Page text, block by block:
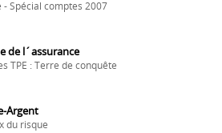
- Spécial comptes 2007
de l´assurance
TPE : Terre de conquête
Argent
du risque